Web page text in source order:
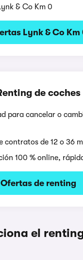
& Co Km 0
Lynk & Co Km
de coches
para cancelar o
contratos de 12 o 36
100 % online,
Ofertas de renting
el